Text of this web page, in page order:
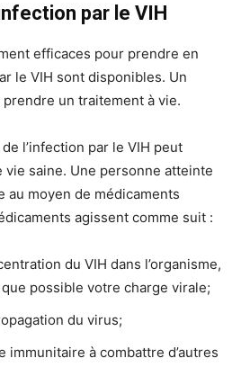
par le VIH
efficaces pour prendre en
le VIH sont disponibles. Un
un traitement à vie.
l’infection par le VIH peut
saine. Une personne atteinte
au moyen de médicaments
agissent comme suit :
du VIH dans l’organisme,
possible votre charge virale;
du virus;
immunitaire à combattre d’autres